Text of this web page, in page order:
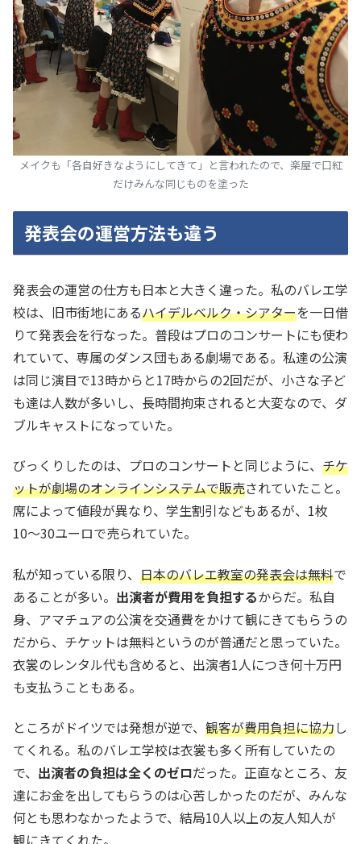
メイクも「各自好きなようにしてきて」と言われたので、楽屋で口紅
だけみんな同じものを塗った
発表会の運営方法も違う
発表会の運営の仕方も日本と大きく違った。私のバレエ学
校は、旧市街地にあるハイデルベルク・シアターを一日借
りて発表会を行なった。普段はプロのコンサートにも使わ
れていて、専属のダンス団もある劇場である。私達の公演
は同じ演目で13時からと17時からの2回だが、小さな子ど
も達は人数が多いし、長時間拘束されると大変なので、ダ
ブルキャストになっていた。
びっくりしたのは、プロのコンサートと同じように、 チケ
ットが劇場のオンラインシステムで販売されていたこと。
席によって値段が異なり、学生割引などもあるが、1枚
10〜30ユーロで売られていた。
私が知っている限り、 日本のバレエ教室の発表会は無料で
あることが多い。 出演者が費用を負担するからだ。私自
身、アマチュアの公演を交通費をかけて観にきてもらうの
だから、チケットは無料というのが普通だと思っていた。
衣裳のレンタル代も含めると、出演者1人につき何十万円
も支払うこともある。
ところがドイツでは発想が逆で、 観客が費用負担に協力し
てくれる。私のバレエ学校は衣裳も多く所有していたの
で、 出演者の負担は全くのゼロだった。正直なところ、友
達にお金を出してもらうのは心苦しかったのだが、みんな
何とも思わなかったようで、結局10人以上の友人知人が
観にきてくれた。